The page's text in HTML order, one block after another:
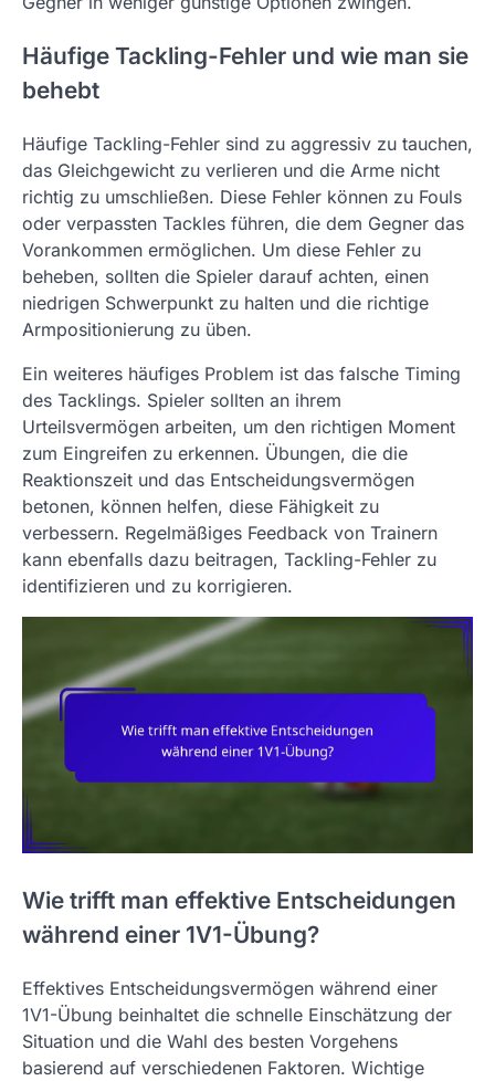
Häufige Tackling-Fehler und wie man sie
behebt
Häufige Tackling-Fehler sind zu aggressiv zu tauchen,
das Gleichgewicht zu verlieren und die Arme nicht
richtig zu umschließen. Diese Fehler können zu Fouls
oder verpassten Tackles führen, die dem Gegner das
Vorankommen ermöglichen. Um diese Fehler zu
beheben, sollten die Spieler darauf achten, einen
niedrigen Schwerpunkt zu halten und die richtige
Armpositionierung zu üben.
Ein weiteres häufiges Problem ist das falsche Timing
des Tacklings. Spieler sollten an ihrem
Urteilsvermögen arbeiten, um den richtigen Moment
zum Eingreifen zu erkennen. Übungen, die die
Reaktionszeit und das Entscheidungsvermögen
betonen, können helfen, diese Fähigkeit zu
verbessern. Regelmäßiges Feedback von Trainern
kann ebenfalls dazu beitragen, Tackling-Fehler zu
identifizieren und zu korrigieren.
Wie trifft man effektive Entscheidungen
während einer 1V1-Übung?
Effektives Entscheidungsvermögen während einer
1V1-Übung beinhaltet die schnelle Einschätzung der
Situation und die Wahl des besten Vorgehens
basierend auf verschiedenen Faktoren. Wichtige